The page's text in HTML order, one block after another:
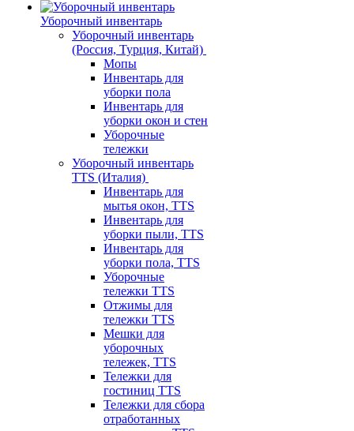
Уборочный инвентарь
Уборочный инвентарь
(Россия, Турция, Китай)
Мопы
Инвентарь для
уборки пола
Инвентарь для
уборки окон и стен
Уборочные
тележки
Уборочный инвентарь
TTS (Италия)
Инвентарь для
мытья окон, TTS
Инвентарь для
уборки пыли, TTS
Инвентарь для
уборки пола, TTS
Уборочные
тележки TTS
Отжимы для
тележки TTS
Мешки для
уборочных
тележек, TTS
Тележки для
гостиниц TTS
Тележки для сбора
отработанных